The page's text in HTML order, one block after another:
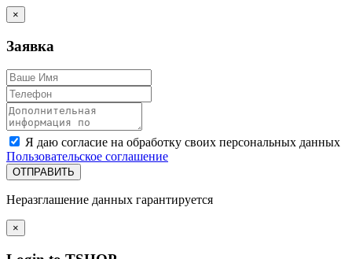
×
Заявка
Я даю согласие на обработку своих персональных данных
Пользовательское соглашение
ОТПРАВИТЬ
Неразглашение данных гарантируется
×